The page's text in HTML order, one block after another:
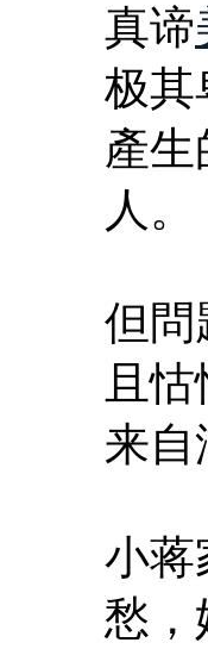
真谛
极其
產
人。
但問
且
来自
小蒋
愁，